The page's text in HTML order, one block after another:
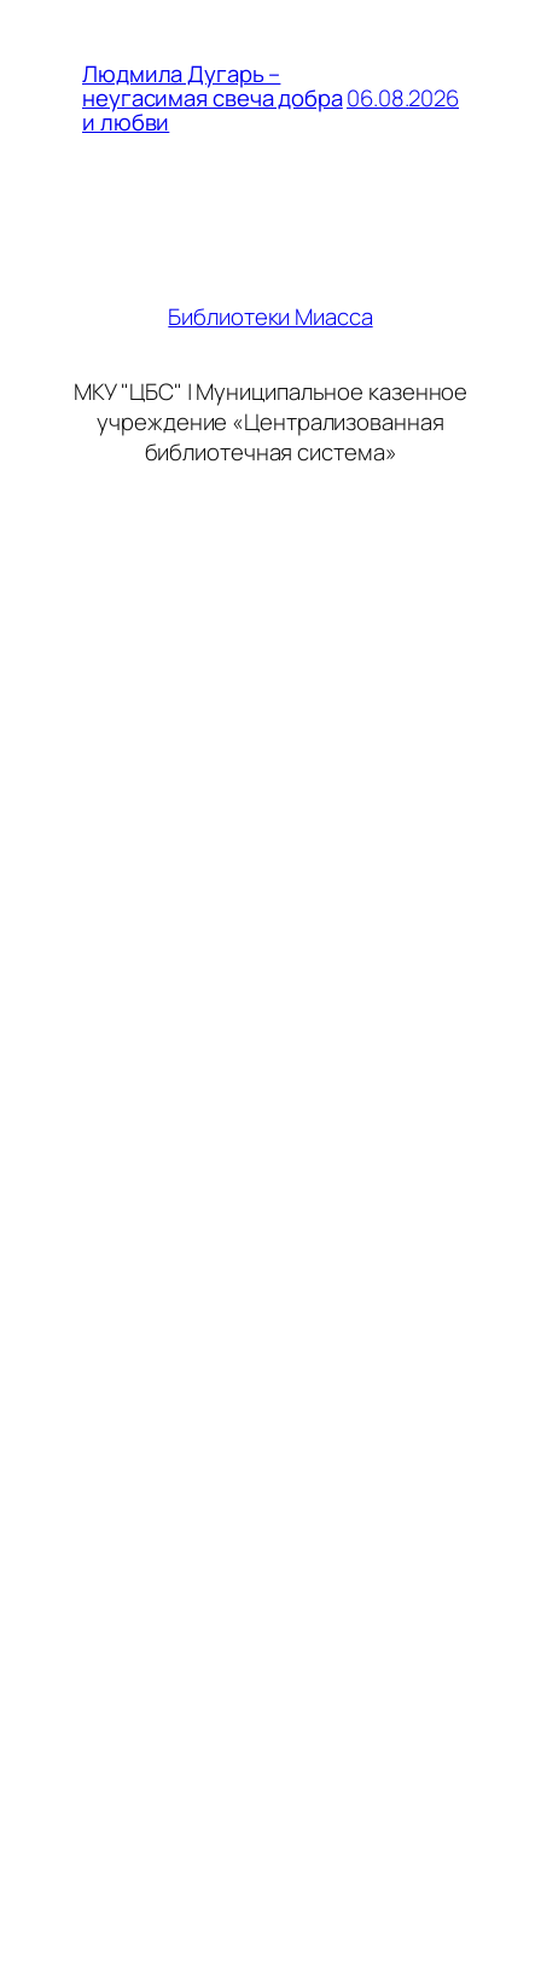
Людмила Дугарь –
неугасимая свеча добра
и любви
06.08.2026
Библиотеки Миасса
МКУ "ЦБС" | Муниципальное казенное
учреждение «Централизованная
библиотечная система»